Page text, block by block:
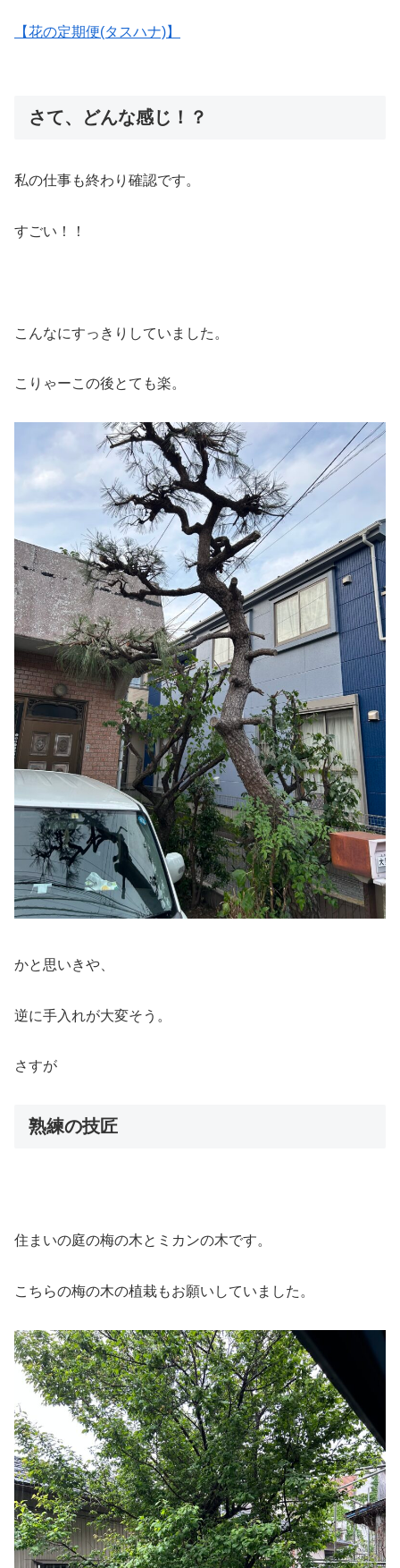
【花の定期便(タスハナ)】
さて、どんな感じ！？
私の仕事も終わり確認です。
すごい！！
こんなにすっきりしていました。
こりゃーこの後とても楽。
かと思いきや、
逆に手入れが大変そう。
さすが
熟練の技匠
住まいの庭の梅の木とミカンの木です。
こちらの梅の木の植栽もお願いしていました。